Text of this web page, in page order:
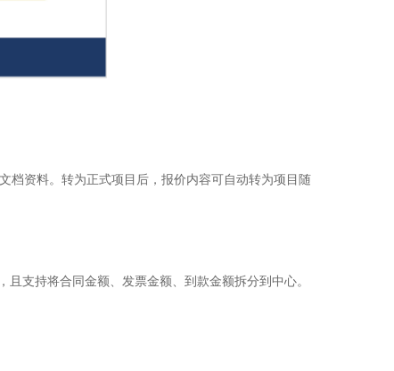
档资料。转为正式项目后，报价内容可自动转为项目随
支持将合同金额、发票金额、到款金额拆分到中心。